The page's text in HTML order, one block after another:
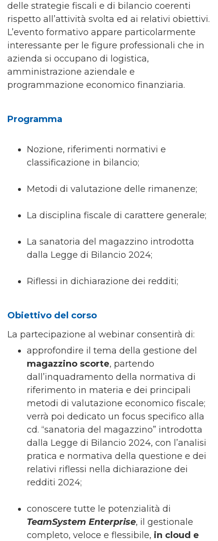
delle strategie fiscali e di bilancio coerenti
rispetto all’attività svolta ed ai relativi obiettivi.
L’evento formativo appare particolarmente
interessante per le figure professionali che in
azienda si occupano di logistica,
amministrazione aziendale e
programmazione economico finanziaria.
Programma
Nozione, riferimenti normativi e
classificazione in bilancio;
Metodi di valutazione delle rimanenze;
La disciplina fiscale di carattere generale;
La sanatoria del magazzino introdotta
dalla Legge di Bilancio 2024;
Riflessi in dichiarazione dei redditi;
Obiettivo del corso
La partecipazione al webinar consentirà di:
approfondire il tema della gestione del
magazzino scorte, partendo
dall’inquadramento della normativa di
riferimento in materia e dei principali
metodi di valutazione economico fiscale;
verrà poi dedicato un focus specifico alla
cd. “sanatoria del magazzino” introdotta
dalla Legge di Bilancio 2024, con l’analisi
pratica e normativa della questione e dei
relativi riflessi nella dichiarazione dei
redditi 2024;
conoscere tutte le potenzialità di
TeamSystem Enterprise, il gestionale
completo, veloce e flessibile, in cloud e